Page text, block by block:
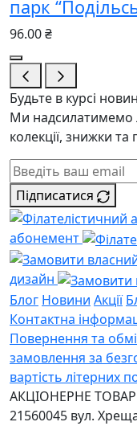
парк
96.00 ₴
Будьте в курсі
Ми
колекції, знижки та
Підписатися
абонемент
дизайн
Блог Новини Акції
Контактна
Повернення та
замовлення за
вартість літерних
АКЦІОНЕРНЕ
21560045 вул.